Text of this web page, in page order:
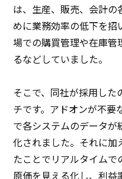
は、生産、販売、会計
めに業務効率の低下を
場での購買管理や在庫管
るなどしていました。
そこで、同社が採用し
チです。アドオンが不要
で各システムのデータ
化されました。それに加
たことでリアルタイム
原価を見える化し、利